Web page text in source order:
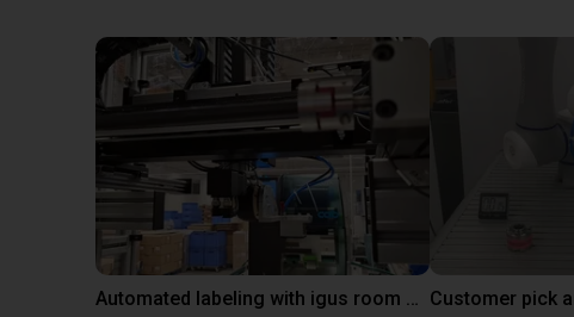
Automated labeling with igus room gantry and a cab label printer